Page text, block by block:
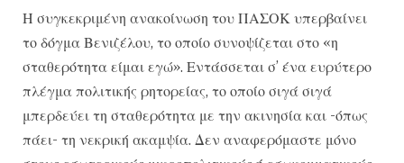
Η συγκεκριμένη ανακοίνωση του ΠΑΣΟΚ υπερβαίνει
το δόγμα Βενιζέλου, το οποίο συνοψίζεται στο «η
σταθερότητα είμαι εγώ». Εντάσσεται σ’ ένα ευρύτερο
πλέγμα πολιτικής ρητορείας, το οποίο σιγά σιγά
μπερδεύει τη σταθερότητα με την ακινησία και -όπως
πάει- τη νεκρική ακαμψία. Δεν αναφερόμαστε μόνο